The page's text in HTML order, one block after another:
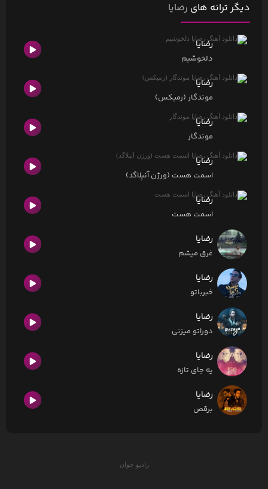
دیگر ترانه های رضایا
رضایا
دلخوشیم
رضایا
موندگار (رمیکس)
رضایا
موندگار
رضایا
اسمت هست (ورژن آنپلاگد)
رضایا
اسمت هست
رضایا
غرق میشم
رضایا
خبرباتو
رضایا
دوراتو میزنی
رضایا
یه جای تازه
رضایا
برقص
رادیو جوان